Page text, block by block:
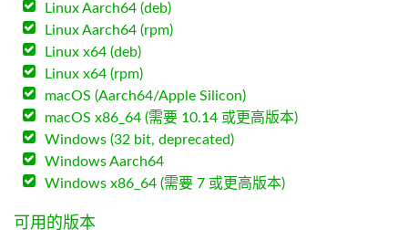
Linux Aarch64 (deb)
Linux Aarch64 (rpm)
Linux x64 (deb)
Linux x64 (rpm)
macOS (Aarch64/Apple Silicon)
macOS x86_64 (需要 10.14 或更高版本)
Windows (32 bit, deprecated)
Windows Aarch64
Windows x86_64 (需要 7 或更高版本)
可用的版本